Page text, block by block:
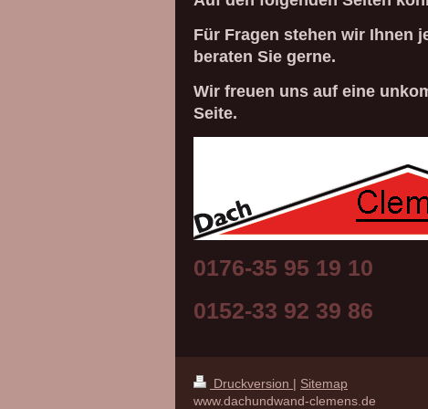
Für Fragen stehen wir Ihnen
beraten Sie gerne.
Wir freuen uns auf eine
Seite.
0176-35 95 19 10
0152-33 92 39 86
Druckversion | Sitemap
www.dachundwand-clemens.de